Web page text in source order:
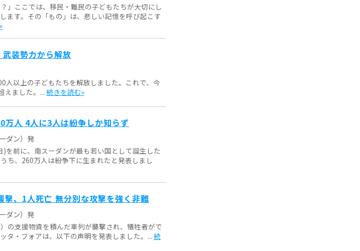
」ここでは、移民・難民の子どもたちが大切にし
ます。その「もの」は、悲しい記憶を呼び起こす
装勢力から解放
人以上の子どもたちを解放しました。これで、今
えました。... 続きを読む»
万人 4人に3人は紛争しか知らず
ダン）発
を前に、南スーダンが最も若い国として誕生した
ち、260万人は紛争下に生まれたと発表しまし
、1人死亡 無分別な攻撃を強く非難
ダン）発
の支援物資を積んだ車列が襲撃され、犠牲者がで
タ・フォアは、以下の声明を発表しました。... 続